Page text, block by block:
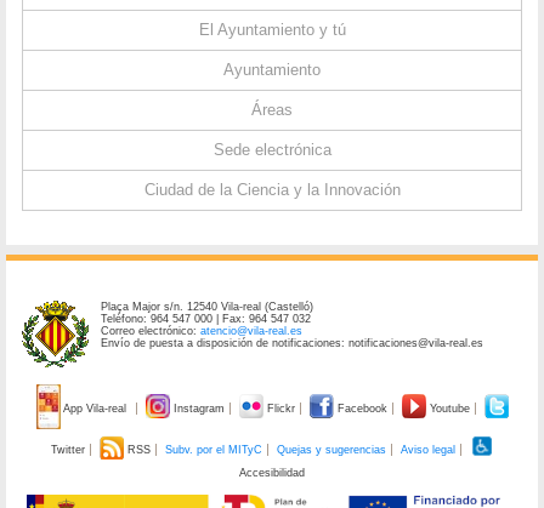
El Ayuntamiento y tú
Ayuntamiento
Áreas
Sede electrónica
Ciudad de la Ciencia y la Innovación
Plaça Major s/n. 12540 Vila-real (Castelló)
Teléfono: 964 547 000 | Fax: 964 547 032
Correo electrónico:atencio@vila-real.es
Envío de puesta a disposición de notificaciones: notificaciones@vila-real.es
App Vila-real Instagram Flickr Facebook Youtube
Twitter RSS Subv. por el MITyC Quejas y sugerencias
Aviso legal
Accesibilidad